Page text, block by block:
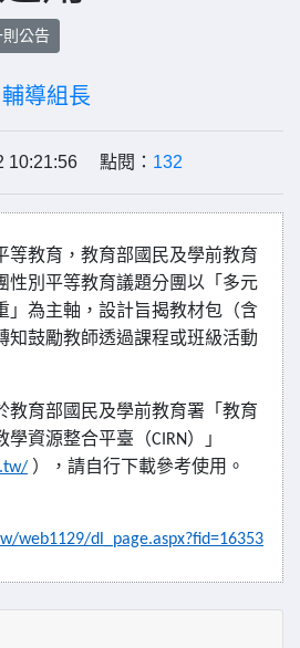
則公告
輔導組長
10:21:56 點閱： 132
等教育，教育部國民及學前教育
性別平等教育議題分團以「多元
」為主軸，設計旨揭教材包（含
知鼓勵教師透過課程或班級活動
教育部國民及學前教育署「教育
學資源整合平臺（CIRN）」
），請自行下載參考使用。
web1129/dl_page.aspx?fid=16353